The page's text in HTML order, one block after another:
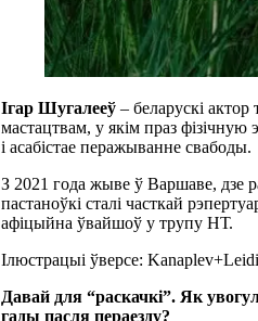
Ігар Шугалееў – беларускі
мастацтвам, у якім праз
і асабістае перажыванне свабоды.
З 2021 года жыве ў Варшаве, дзе
пастаноўкі сталі часткай
афіцыйна ўвайшоў у трупу НТ.
Ілюстрацыі ўверсе:
Давай для “раскачкі”. Як
гады пасля пераезду?